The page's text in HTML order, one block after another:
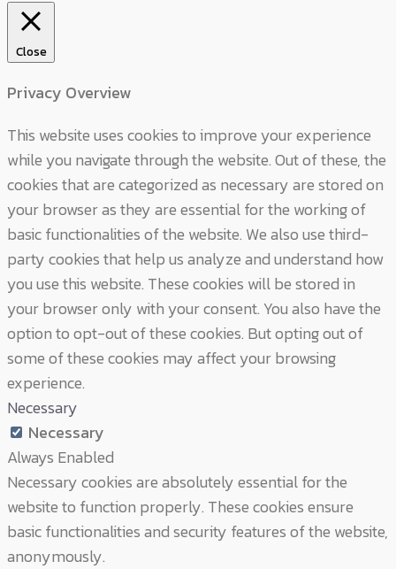
Close
Privacy Overview
This website uses cookies to improve your experience
while you navigate through the website. Out of these, the
cookies that are categorized as necessary are stored on
your browser as they are essential for the working of
basic functionalities of the website. We also use third-
party cookies that help us analyze and understand how
you use this website. These cookies will be stored in
your browser only with your consent. You also have the
option to opt-out of these cookies. But opting out of
some of these cookies may affect your browsing
experience.
Necessary
Necessary
Always Enabled
Necessary cookies are absolutely essential for the
website to function properly. These cookies ensure
basic functionalities and security features of the website,
anonymously.